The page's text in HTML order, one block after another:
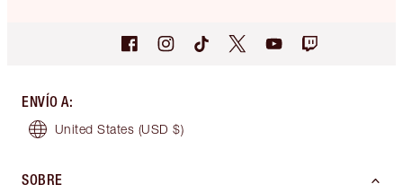
ENVÍO A:
United States (USD $)
SOBRE